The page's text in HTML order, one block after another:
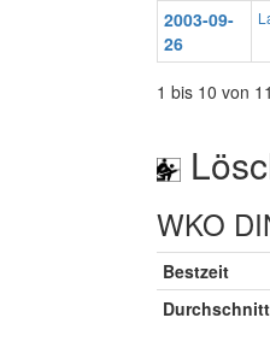
2003-09-
26
1 bis 10 von
WKO
Bestzeit
Durchschnitt